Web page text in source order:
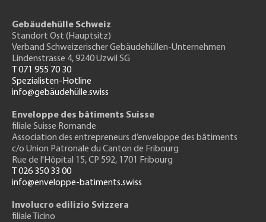
Gebäudehülle Schweiz
Standort Ost (Hauptsitz)
Verband Schweizerischer Gebäudehüllen-Unternehmen
Lindenstrasse 4, 9240 Uzwil SG
T 071 955 70 30
Spezialisten-Hotline
info@gebäudehülle.swiss
Enveloppe des bâtiments Suisse
filiale Suisse Romande
Association des entrepreneurs d’enveloppe des bâtiments
c/o Union Patronale du Canton de Fribourg
Rue de l'Hôpital 15, CP 592, 1701 Fribourg
T 026 350 33 00
info@enveloppe-batiments.swiss
Involucro edilizio Svizzera
filiale Ticino